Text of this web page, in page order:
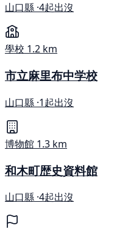
山口縣 ·4起出沒
學校 1.2 km
市立麻里布中学校
山口縣 ·1起出沒
博物館 1.3 km
和木町歴史資料館
山口縣 ·4起出沒